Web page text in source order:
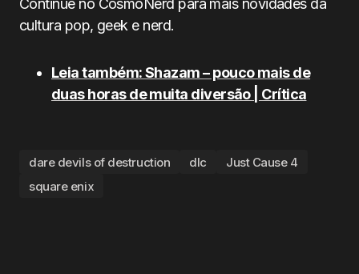
Continue no CosmoNerd para mais novidades da
cultura pop, geek e nerd.
Leia também: Shazam – pouco mais de
duas horas de muita diversão | Crítica
dare devils of destruction dlc
Just Cause 4
square enix